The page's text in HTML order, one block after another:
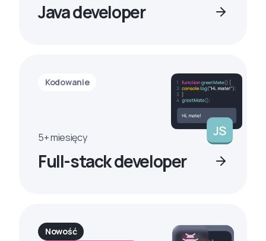
Java developer
Kodowanie
5+ miesięcy
Full-stack developer
Nowość